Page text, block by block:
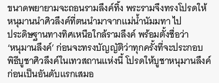
ขนาดพยายามจะถอนรามลึงค์ทิ้ง พระรามจึงทรงโปรดให้
หนุมานนำศิวลึงค์ที่ตนนำมาจากแม่น้ำนัมมทา ไป
ประดิษฐานทางทิศเหนือใกล้รามลึงค์ พร้อมตั้งชื่อว่า
‘หนุมานลึงค์’ ก่อนจะทรงบัญญัติว่าทุกครั้งที่จะประกอบ
พิธีบูชาศิวลึงค์ในเทวสถานแห่งนี้ โปรดให้บูชาหนุมานลึงค์
ก่อนเป็นอันดับแรกเสมอ